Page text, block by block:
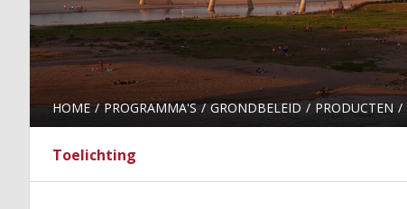
HOME PROGRAMMA'S GRONDBELEID PRODUCTEN
Toelichting